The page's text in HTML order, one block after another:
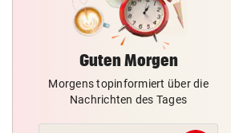
Guten Morgen
Morgens topinformiert über die
Nachrichten des Tages